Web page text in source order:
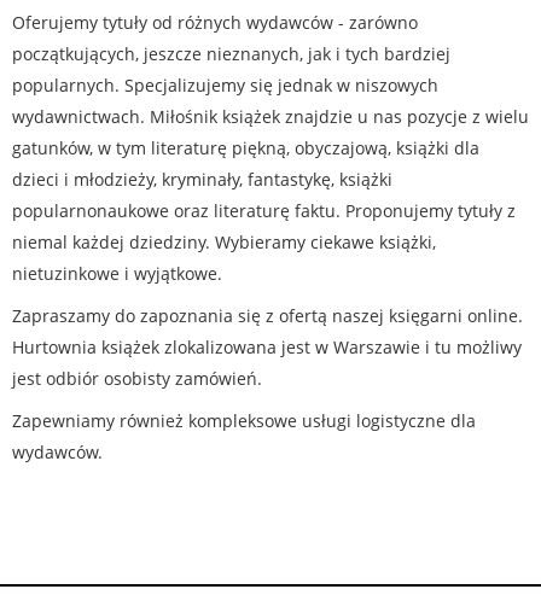
Oferujemy tytuły od różnych wydawców - zarówno
początkujących, jeszcze nieznanych, jak i tych bardziej
popularnych. Specjalizujemy się jednak w niszowych
wydawnictwach. Miłośnik książek znajdzie u nas pozycje z wielu
gatunków, w tym literaturę piękną, obyczajową, książki dla
dzieci i młodzieży, kryminały, fantastykę, książki
popularnonaukowe oraz literaturę faktu. Proponujemy tytuły z
niemal każdej dziedziny. Wybieramy ciekawe książki,
nietuzinkowe i wyjątkowe.
Zapraszamy do zapoznania się z ofertą naszej księgarni online.
Hurtownia książek zlokalizowana jest w Warszawie i tu możliwy
jest odbiór osobisty zamówień.
Zapewniamy również kompleksowe usługi logistyczne dla
wydawców.